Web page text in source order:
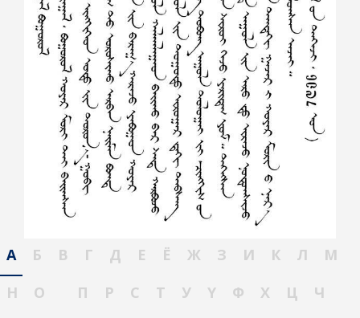
А Б В Г Д Е Ё Ж З И К Л
М
Н
О П Р С Т У Ү Ф Х Ц
Ч